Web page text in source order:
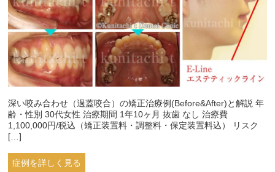
深い咬み合わせ（過蓋咬合）の矯正治療例(Before&After)と解説 年
齢・性別 30代女性 治療期間 1年10ヶ月 抜歯 なし 治療費
1,100,000円/税込（矯正装置料・調整料・保定装置料込） リスク
[…]
症例を詳しく見る